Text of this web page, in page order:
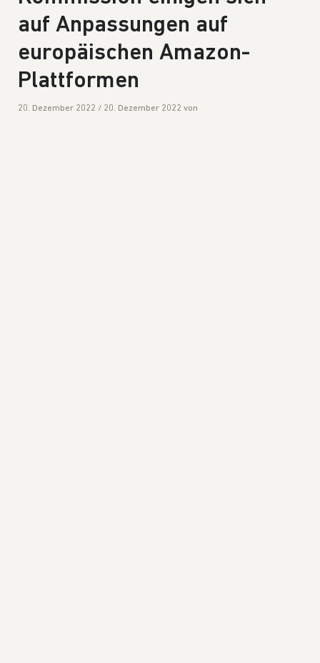
auf Anpassungen auf
europäischen Amazon-
Plattformen
20. Dezember 2022 / 20. Dezember 2022 von